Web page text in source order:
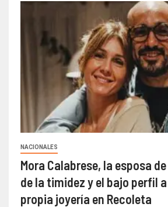
NACIONALES
Mora Calabrese, la esposa
de la timidez y el bajo perfil
propia joyería en Recoleta